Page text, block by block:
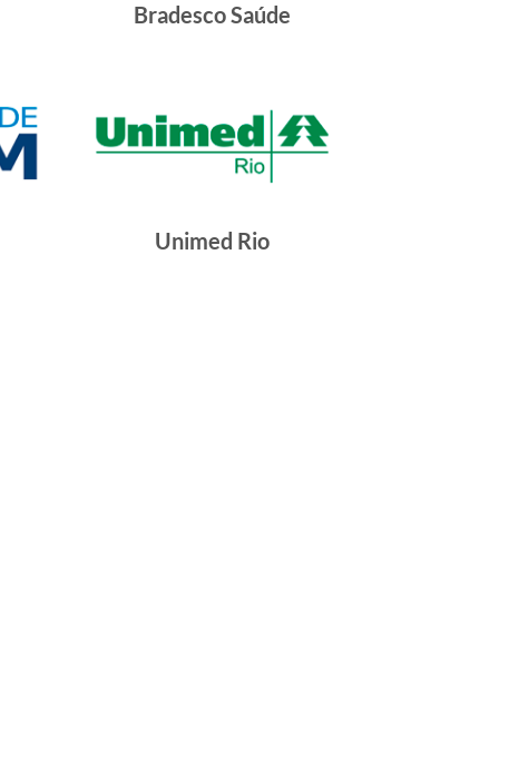
Bradesco Saúde
Unimed Rio